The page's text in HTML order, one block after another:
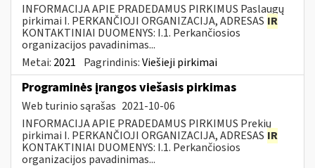
INFORMACIJA APIE PRADEDAMUS PIRKIMUS Paslaugų
pirkimai I. PERKANČIOJI ORGANIZACIJA, ADRESAS IR
KONTAKTINIAI DUOMENYS: I.1. Perkančiosios
organizacijos pavadinimas...
Metai: 2021 Pagrindinis:Viešieji pirkimai
Programinės įrangos viešasis pirkimas
Web turinio sąrašas 2021-10-06
INFORMACIJA APIE PRADEDAMUS PIRKIMUS Prekių
pirkimai I. PERKANČIOJI ORGANIZACIJA, ADRESAS IR
KONTAKTINIAI DUOMENYS: I.1. Perkančiosios
organizacijos pavadinimas...